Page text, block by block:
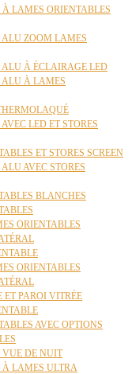
LAMES ORIENTABLES
ZOOM LAMES
À ÉCLAIRAGE LED
ALU À LAMES
LED ET STORES
ET STORES SCREEN
AVEC STORES
BLANCHES
ORIENTABLES
ORIENTABLES
ET PAROI VITRÉE
AVEC OPTIONS
VUE DE NUIT
À LAMES ULTRA